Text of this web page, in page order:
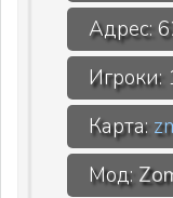
Адрес:
Игроки:
Карта:
Мод: